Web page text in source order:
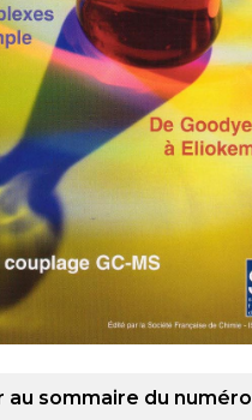
au sommaire du numéro